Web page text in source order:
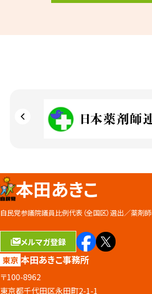
本田あきこ
自民党参議院議員比例代表（全国区）選出／薬剤師
メルマガ登録
東京 本田あきこ事務所
〒100-8962
東京都千代田区永田町2-1-1